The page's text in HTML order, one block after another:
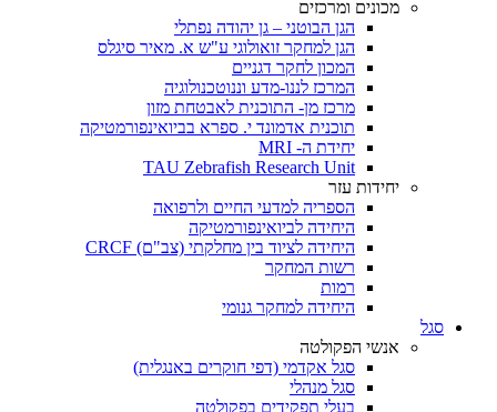
מכונים ומרכזים
הגן הבוטני – גן יהודה נפתלי
הגן למחקר זואולוגי ע"ש א. מאיר סיגלס
המכון לחקר דגניים
המרכז לננו-מדע וננוטכנולוגיה
מרכז מן- התוכנית לאבטחת מזון
תוכנית אדמונד י. ספרא בביואינפורמטיקה
יחידת ה- MRI
TAU Zebrafish Research Unit
יחידות עזר
הספריה למדעי החיים ולרפואה
היחידה לביואינפורמטיקה
היחידה לציוד בין מחלקתי (צב"ם) CRCF
רשות המחקר
רמות
היחידה למחקר גנומי
סגל
אנשי הפקולטה
סגל אקדמי (דפי חוקרים באנגלית)
סגל מנהלי
בעלי תפקידים בפקולטה